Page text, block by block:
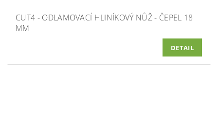
CUT4 - ODLAMOVACÍ HLINÍKOVÝ NŮŽ - ČEPEL 18
MM
DETAIL